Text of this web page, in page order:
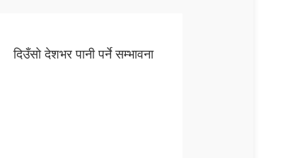
दिउँसो देशभर पानी पर्ने सम्भावना